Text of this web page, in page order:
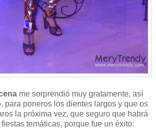
me sorprendió muy gratamente, así
para poneros los dientes largos y que os
la próxima vez, que seguro que habrá
temáticas, porque fue un éxito: